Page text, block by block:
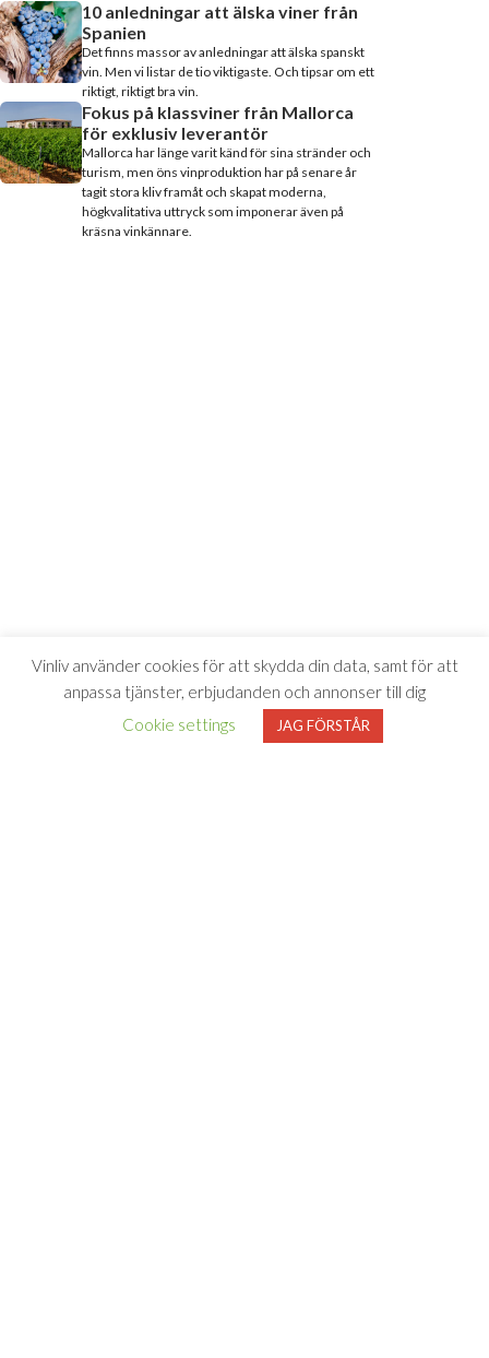
10 anledningar att älska viner från
Spanien
Det finns massor av anledningar att älska spanskt
vin. Men vi listar de tio viktigaste. Och tipsar om ett
riktigt, riktigt bra vin.
Fokus på klassviner från Mallorca
för exklusiv leverantör
Mallorca har länge varit känd för sina stränder och
turism, men öns vinproduktion har på senare år
tagit stora kliv framåt och skapat moderna,
högkvalitativa uttryck som imponerar även på
kräsna vinkännare.
Vinliv använder cookies för att skydda din data, samt för att
anpassa tjänster, erbjudanden och annonser till dig
Cookie settings
JAG FÖRSTÅR